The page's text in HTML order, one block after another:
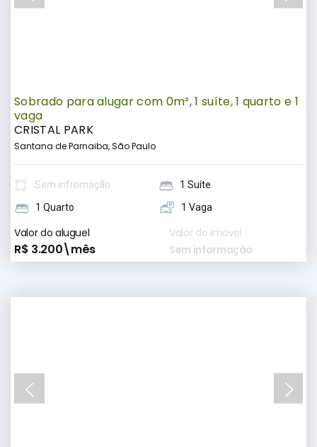
Sobrado para alugar com 0m², 1 suíte, 1 quarto e 1
vaga
CRISTAL PARK
Santana de Parnaiba, São Paulo
Sem infromação
1 Suíte
1 Quarto
1 Vaga
Valor do aluguel
R$ 3.200\mês
Valor do imóvel
Sem informação